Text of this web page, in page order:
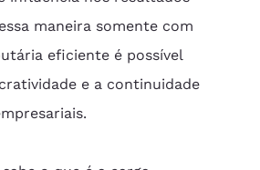
maneira somente com
eficiente é possível
e a continuidade